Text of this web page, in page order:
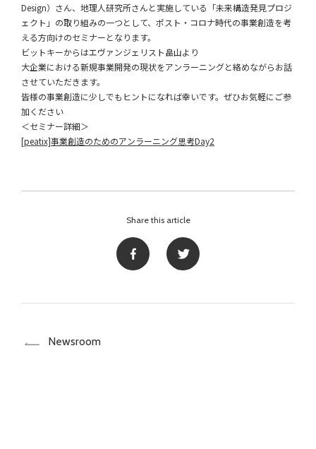
Design）さん、地理人研究所さんと実施している「未来構造発見プロジ
ェクト」の取り組みの一つとして、ポスト・コロナ時代の事業創造を考
える方向けのセミナーとなります。
ビットキーからはエヴァンジェリスト畠山より
大企業における新規事業開発の現状をアンラーニングと絡めながらお話
させていただきます。
皆様の事業創造に少しでもヒントになれば幸いです。ぜひお気軽にご参
加ください
＜セミナー詳細＞
[peatix]事業創造のためのアンラーニング思考Day2
Share this article
Newsroom